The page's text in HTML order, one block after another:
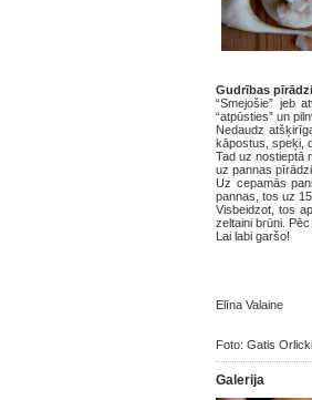
Gudrības
“Smejošie” jeb
“atpūsties” un
Nedaudz
kāpostus, speķi,
Tad uz nostieptā
uz pannas
Uz cepamās
pannas, tos uz
Visbeidzot, tos
zeltaini brūni.
Lai labi garšo!
Elīna Valaine
Foto: Gatis
Galerija